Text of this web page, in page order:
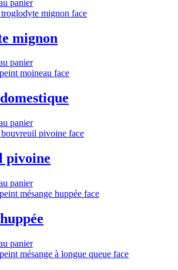
panier
mignon
panier
panier
pivoine
panier
panier